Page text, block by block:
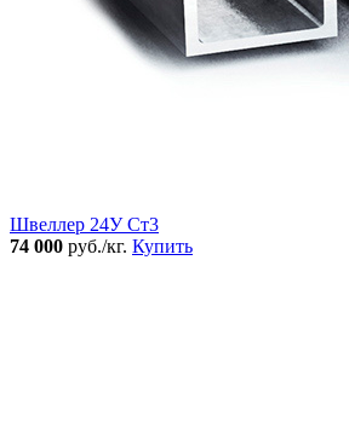
Швеллер 24У Ст3
74 000 руб./кг. Купить